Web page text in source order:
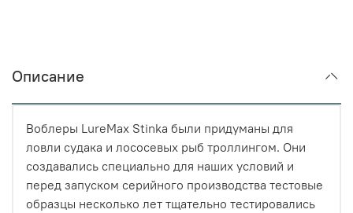
Описание
Воблеры LureMax Stinka были придуманы для
ловли судака и лососевых рыб троллингом. Они
создавались специально для наших условий и
перед запуском серийного производства тестовые
образцы несколько лет тщательно тестировались